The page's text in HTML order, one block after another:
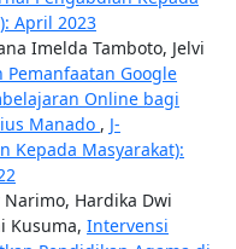
April 2023
Imelda Tamboto, Jelvi
Pemanfaatan Google
Online bagi
Manado , J-
Kepada Masyarakat):
Hardika Dwi
Kusuma, Intervensi